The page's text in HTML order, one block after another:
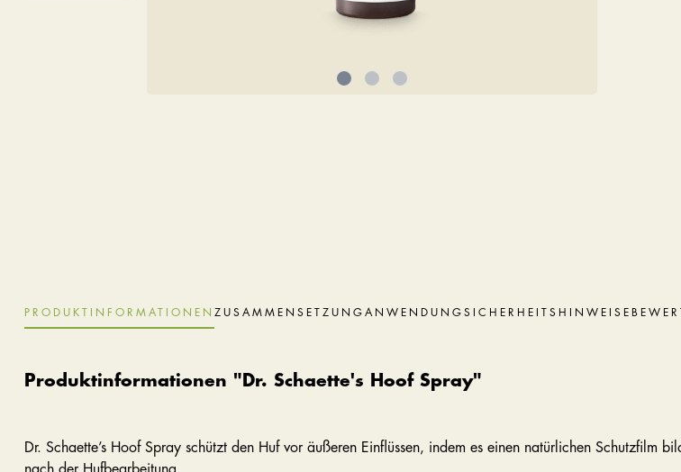
PRODUKTINFORMATIONEN ZUSAMMENSETZUNG ANWENDUNG SICHERHEITSHINWEISE
Produktinformationen "Dr. Schaette's Hoof Spray"
Dr. Schaette’s Hoof Spray schützt den Huf vor äußeren Einflüssen, indem es einen natürlichen Schutzfilm